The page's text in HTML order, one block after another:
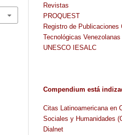
Revistas
PROQUEST
Registro de
Tecnológicas
UNESCO IESALC
Compendium está
Citas Latinoamericana en
Sociales y Humanidades
Dialnet